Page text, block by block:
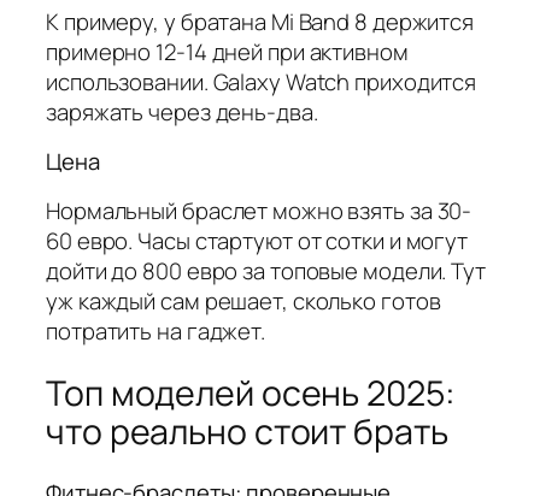
К примеру, у братана Mi Band 8 держится
примерно 12-14 дней при активном
использовании. Galaxy Watch приходится
заряжать через день-два.
Цена
Нормальный браслет можно взять за 30-
60 евро. Часы стартуют от сотки и могут
дойти до 800 евро за топовые модели. Тут
уж каждый сам решает, сколько готов
потратить на гаджет.
Топ моделей осень 2025:
что реально стоит брать